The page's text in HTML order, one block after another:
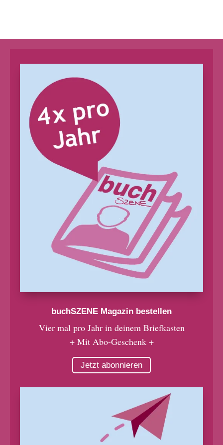
buchSZENE Magazin bestellen
Vier mal pro Jahr in deinem Briefkasten
+ Mit Abo-Geschenk +
Jetzt abonnieren